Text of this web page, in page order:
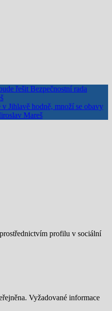
řešit Bezpečnostní rada
Jihlavě hodně, množí se obavy
Mareš
profilu v sociální
Vyžadované informace